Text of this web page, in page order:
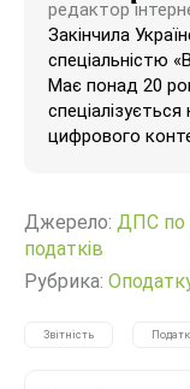
редактор
Закінчила
спеціальністю
Має понад 20
цифрового
Джерело: ДПС по
податків
Рубрика:
Звітність